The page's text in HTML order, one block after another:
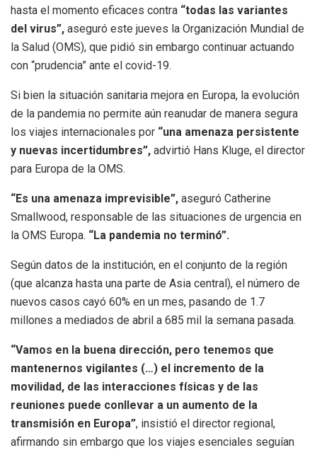
hasta el momento eficaces contra “todas las variantes
del virus”, aseguró este jueves la Organización Mundial de
la Salud (OMS), que pidió sin embargo continuar actuando
con “prudencia” ante el covid-19.
Si bien la situación sanitaria mejora en Europa, la evolución
de la pandemia no permite aún reanudar de manera segura
los viajes internacionales por “una amenaza persistente
y nuevas incertidumbres”, advirtió Hans Kluge, el director
para Europa de la OMS.
“Es una amenaza imprevisible”, aseguró Catherine
Smallwood, responsable de las situaciones de urgencia en
la OMS Europa. “La pandemia no terminó”.
Según datos de la institución, en el conjunto de la región
(que alcanza hasta una parte de Asia central), el número de
nuevos casos cayó 60% en un mes, pasando de 1.7
millones a mediados de abril a 685 mil la semana pasada.
“Vamos en la buena dirección, pero tenemos que
mantenernos vigilantes (…) el incremento de la
movilidad, de las interacciones físicas y de las
reuniones puede conllevar a un aumento de la
transmisión en Europa”, insistió el director regional,
afirmando sin embargo que los viajes esenciales seguían